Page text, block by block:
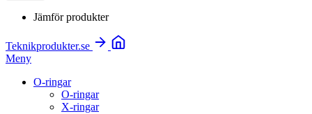
Jämför produkter
Teknikprodukter.se
Meny
O-ringar
O-ringar
X-ringar